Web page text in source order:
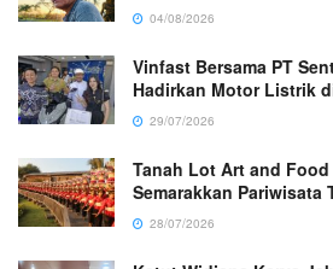
04/08/2026
Vinfast Bersama PT
Hadirkan Motor Listrik
29/07/2026
Tanah Lot Art and
Semarakkan
28/07/2026